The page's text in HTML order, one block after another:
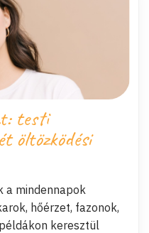
testi
öltözködési
a mindennapok
hőérzet, fazonok,
keresztül